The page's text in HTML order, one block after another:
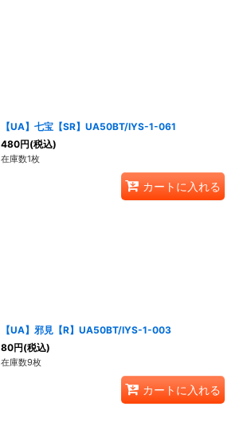
【UA】七宝【SR】UA50BT/IYS-1-061
480円(税込)
在庫数1枚
カートに入れる
【UA】邪見【R】UA50BT/IYS-1-003
80円(税込)
在庫数9枚
カートに入れる